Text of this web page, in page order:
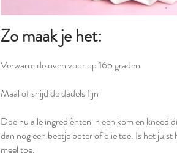
Zo maak je het:
Verwarm de oven voor op 165 graden⁣
Maal of snijd de dadels fijn ⁣
Doe nu alle ingrediënten in een kom en kneed
dan nog een beetje boter of olie toe. Is het juist
meel toe. ⁣